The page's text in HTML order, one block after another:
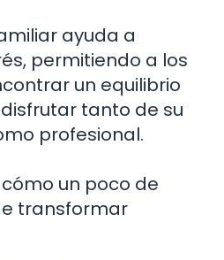
ayuda a
permitiendo a los
un equilibrio
tanto de su
profesional.
un poco de
transformar